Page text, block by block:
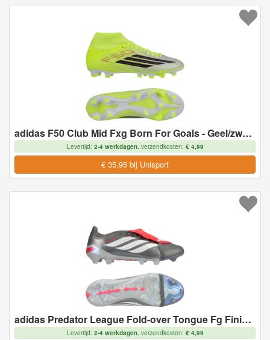
adidas F50 Club Mid Fxg Born For Goals - Geel/zwart/helder Rood, maat 46
Levertijd: 2-4 werkdagen, verzendkosten: € 4,99
€ 35,95 bij Unisport
adidas Predator League Fold-over Tongue Fg Finishers Steel - Zilver/wit/helder Rood - Natuurgras (Fg), maat 46
Levertijd: 2-4 werkdagen, verzendkosten: € 4,99